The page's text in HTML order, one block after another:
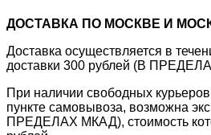
ДОСТАВКА ПО МОСКВЕ И
Доставка осуществляется в
доставки 300 рублей (В
При наличии свободных
пункте самовывоза, возможна
ПРЕДЕЛАХ МКАД), стоимость